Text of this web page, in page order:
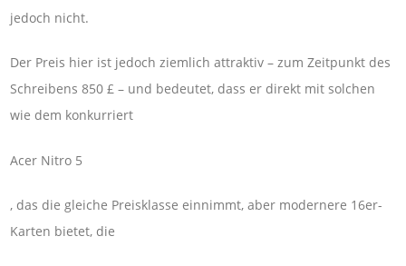
jedoch nicht.
Der Preis hier ist jedoch ziemlich attraktiv – zum Zeitpunkt des
Schreibens 850 £ – und bedeutet, dass er direkt mit solchen
wie dem konkurriert
Acer Nitro 5
, das die gleiche Preisklasse einnimmt, aber modernere 16er-
Karten bietet, die